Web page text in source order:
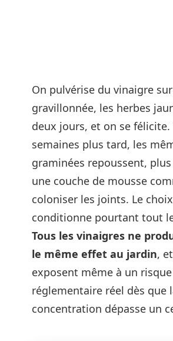
On pulvérise du vinaigre
gravillonnée, les herbes
deux jours, et on se félicite.
semaines plus tard, les
graminées repoussent,
une couche de mousse
coloniser les joints. Le
conditionne pourtant tout
Tous les vinaigres ne
le même effet au jardin,
exposent même à un risque
réglementaire réel dès que
concentration dépasse un